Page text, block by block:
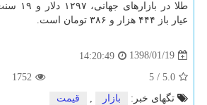
عیار باز ۴۴۴ هزار و ۳۸۶ تومان است.
1398/01/19
14:20:49
5.0
/
5
1752
تگهای خبر:
بازار , قیمت